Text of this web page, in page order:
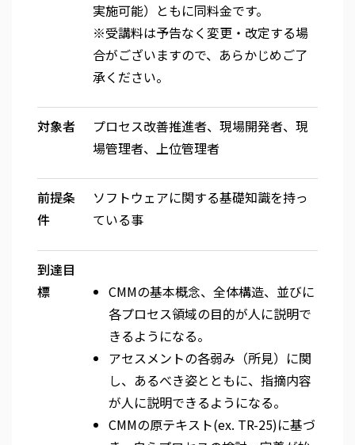
実施可能）ともに同料金です。
※受講料は予告なく変更・改定する場
合がございますので、あらかじめご了
承ください。
対象者
プロセス改善推進者、現場開発者、現
場管理者、上位管理者
前提条
件
ソフトウェアに関する基礎知識を持っ
ている事
到達目
標
CMMの基本概念、全体構造、並びに
各プロセス領域の目的が人に説明で
きるようになる。
アセスメントの各弱み（所見）に関
し、あるべき姿とともに、指摘内容
が人に説明できるようになる。
CMMの原テキスト(ex. TR-25)に基づ